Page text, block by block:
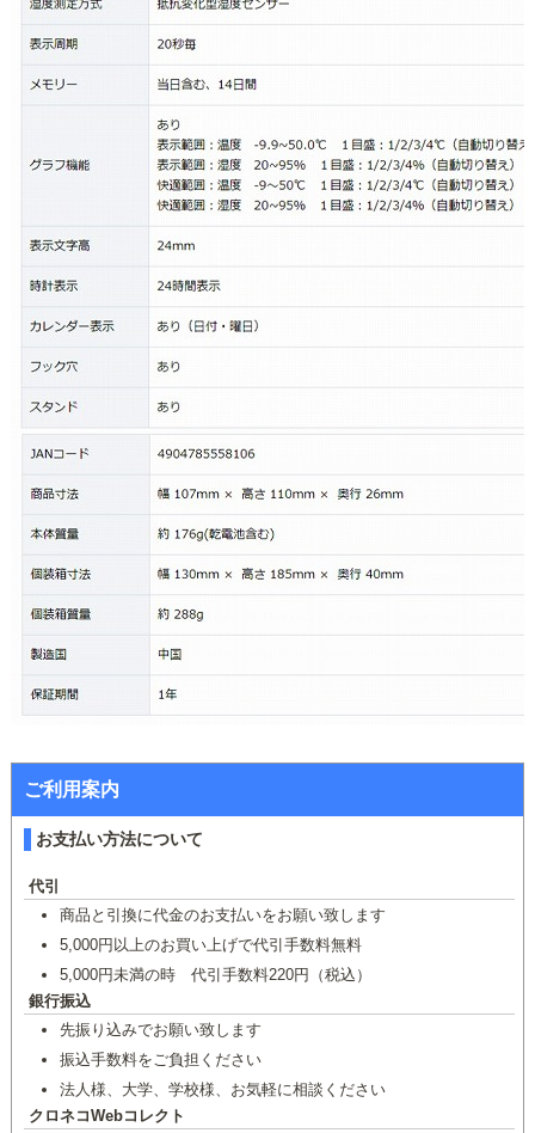
ご利用案内
お支払い方法について
代引
商品と引換に代金のお支払いをお願い致します
5,000円以上のお買い上げで代引手数料無料
5,000円未満の時 代引手数料220円（税込）
銀行振込
先振り込みでお願い致します
振込手数料をご負担ください
法人様、大学、学校様、お気軽に相談ください
クロネコWebコレクト